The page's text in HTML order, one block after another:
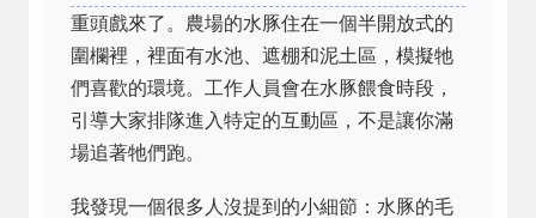
重頭戲來了。農場的水豚住在一個半開放式的
圍欄裡，裡面有水池、遮棚和泥土區，模擬牠
們喜歡的環境。工作人員會在水豚餵食時段，
引導大家排隊進入特定的互動區，不是讓你滿
場追著牠們跑。
我發現一個很多人沒提到的小細節：水豚的毛